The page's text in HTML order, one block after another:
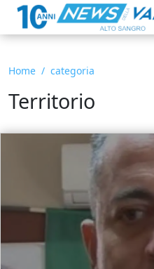
Home categoria
Territorio